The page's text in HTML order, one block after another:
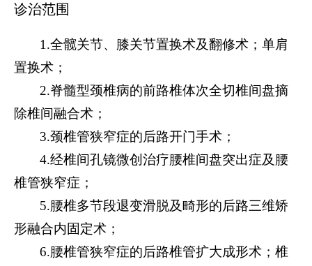
诊治范围
1.全髋关节、膝关节置换术及翻修术；单肩
置换术；
2.脊髓型颈椎病的前路椎体次全切椎间盘摘
除椎间融合术；
3.颈椎管狭窄症的后路开门手术；
4.经椎间孔镜微创治疗腰椎间盘突出症及腰
椎管狭窄症；
5.腰椎多节段退变滑脱及畸形的后路三维矫
形融合内固定术；
6.腰椎管狭窄症的后路椎管扩大成形术；椎